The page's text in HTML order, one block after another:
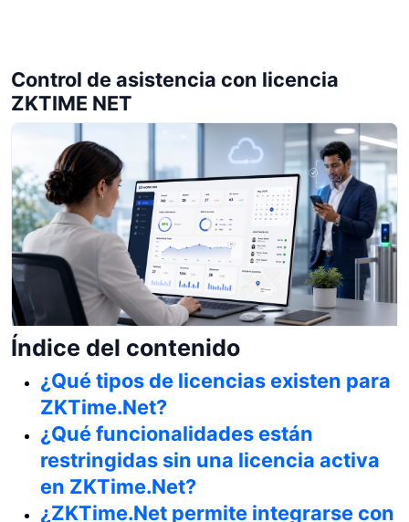
Control de asistencia con licencia
ZKTIME NET
Índice del contenido
¿Qué tipos de licencias existen para
ZKTime.Net?
¿Qué funcionalidades están
restringidas sin una licencia activa
en ZKTime.Net?
¿ZKTime.Net permite integrarse con